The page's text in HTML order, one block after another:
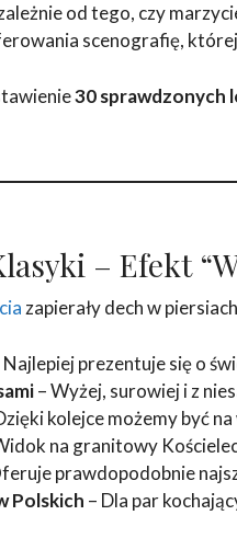
od tego, czy
scenografię,
30 sprawdzonych
– Efekt
zapierały dech w
Najlepiej prezentuje się o
– Wyżej, surowiej i z
kolejce możemy być
na granitowy
prawdopodobnie
Polskich – Dla par